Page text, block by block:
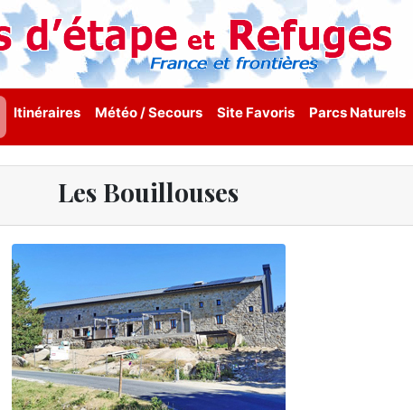
Itinéraires Météo / Secours Site Favoris Parcs Naturels
Les Bouillouses